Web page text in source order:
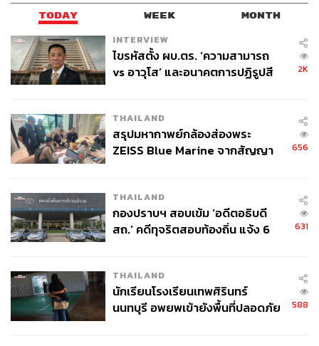
TODAY WEEK MONTH
INTERVIEW
ไขรหัสตั้ง ผบ.ตร. ‘ความสามารถ
vs อาวุโส’ และอนาคตการปฏิรูปสี
2K
THAILAND
สรุปมหากาพย์กล้องส่องพระ
ZEISS Blue Marine จากสัญญา
จ่ายหนี้-แอบระบุแบรนด์
656
THAILAND
กองปราบฯ สอบเข้ม ‘อดีตอธิบดี
สถ.’ คดีทุจริตสอบท้องถิ่น แจ้ง 6
631
THAILAND
นักเรียนโรงเรียนเทพศิรินทร์
นนทบุรี อพยพเข้ายังพื้นที่ปลอดภัย
588